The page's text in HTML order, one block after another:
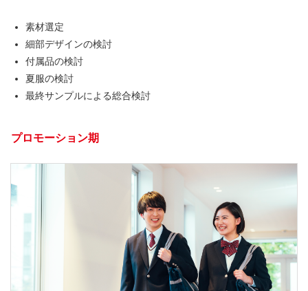
素材選定
細部デザインの検討
付属品の検討
夏服の検討
最終サンプルによる総合検討
プロモーション期